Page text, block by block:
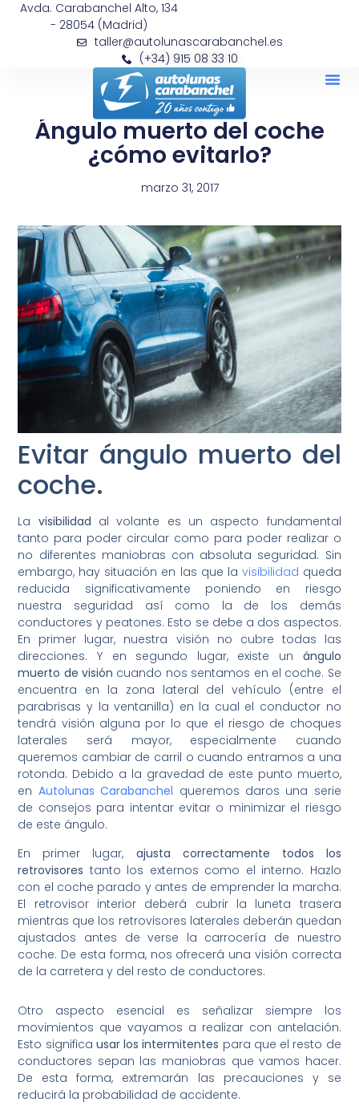
Avda. Carabanchel Alto, 134
- 28054 (Madrid)
taller@autolunascarabanchel.es
(+34) 915 08 33 10
Ángulo muerto del coche
¿cómo evitarlo?
marzo 31, 2017
Evitar ángulo muerto del
coche.
La visibilidad al volante es un aspecto fundamental
tanto para poder circular como para poder realizar o
no diferentes maniobras con absoluta seguridad. Sin
embargo, hay situación en las que la visibilidad queda
reducida significativamente poniendo en riesgo
nuestra seguridad así como la de los demás
conductores y peatones. Esto se debe a dos aspectos.
En primer lugar, nuestra visión no cubre todas las
direcciones. Y en segundo lugar, existe un ángulo
muerto de visión cuando nos sentamos en el coche. Se
encuentra en la zona lateral del vehículo (entre el
parabrisas y la ventanilla) en la cual el conductor no
tendrá visión alguna por lo que el riesgo de choques
laterales será mayor, especialmente cuando
queremos cambiar de carril o cuando entramos a una
rotonda. Debido a la gravedad de este punto muerto,
en Autolunas Carabanchel queremos daros una serie
de consejos para intentar evitar o minimizar el riesgo
de este ángulo.
En primer lugar, ajusta correctamente todos los
retrovisores tanto los externos como el interno. Hazlo
con el coche parado y antes de emprender la marcha.
El retrovisor interior deberá cubrir la luneta trasera
mientras que los retrovisores laterales deberán quedan
ajustados antes de verse la carrocería de nuestro
coche. De esta forma, nos ofrecerá una visión correcta
de la carretera y del resto de conductores.
Otro aspecto esencial es señalizar siempre los
movimientos que vayamos a realizar con antelación.
Esto significa usar los intermitentes para que el resto de
conductores sepan las maniobras que vamos hacer.
De esta forma, extremarán las precauciones y se
reducirá la probabilidad de accidente.